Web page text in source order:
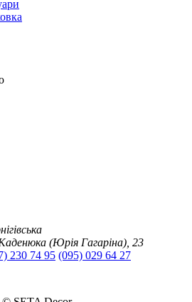
(Юрія Гагаріна), 23
230 74 95 (095) 029 64 27